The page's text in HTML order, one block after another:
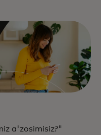
a'zosimisiz?"